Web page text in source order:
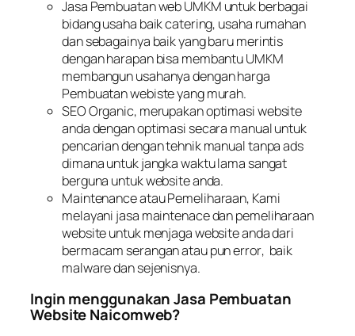
Jasa Pembuatan web UMKM untuk berbagai
bidang usaha baik catering, usaha rumahan
dan sebagainya baik yang baru merintis
dengan harapan bisa membantu UMKM
membangun usahanya dengan harga
Pembuatan webiste yang murah.
SEO Organic, merupakan optimasi website
anda dengan optimasi secara manual untuk
pencarian dengan tehnik manual tanpaads
dimana untuk jangka waktu lama sangat
berguna untuk website anda.
Maintenanceatau Pemeliharaan, Kami
melayani jasa maintenacedan pemeliharaan
website untuk menjaga website anda dari
bermacam serangan atau punerror, baik
malwaredan sejenisnya.
Ingin menggunakan Jasa Pembuatan
Website Naicomweb?